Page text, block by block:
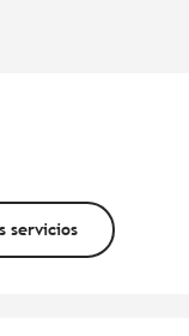
servicios